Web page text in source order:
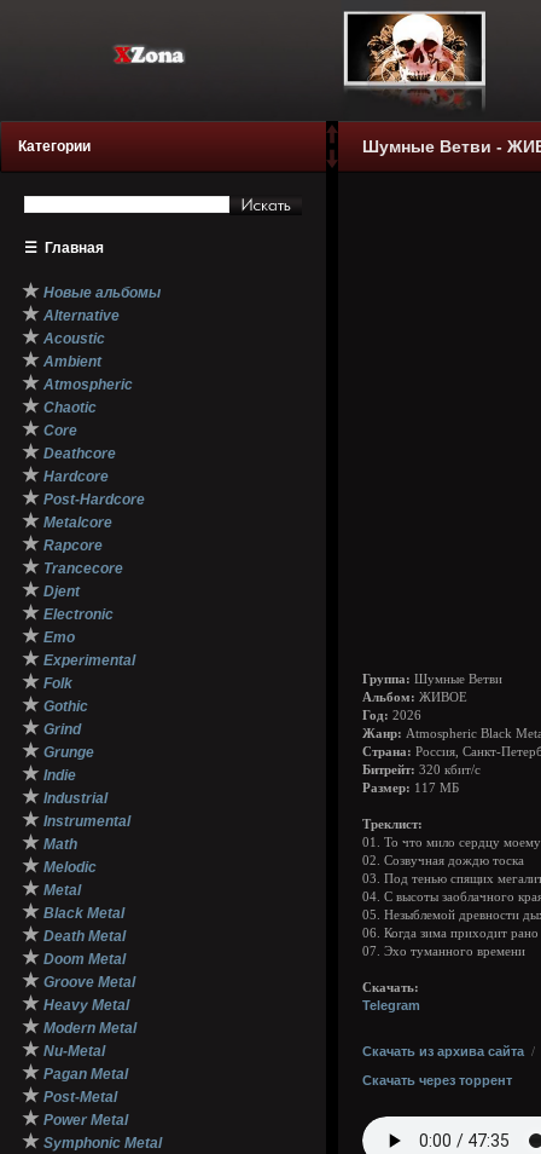
Категории
☰ Главная
★ Новые альбомы
★ Alternative
★ Acoustic
★ Ambient
★ Atmospheric
★ Chaotic
★ Core
★ Deathcore
★ Hardcore
★ Post-Hardcore
★ Metalcore
★ Rapcore
★ Trancecore
★ Djent
★ Electronic
★ Emo
★ Experimental
★ Folk
★ Gothic
★ Grind
★ Grunge
★ Indie
★ Industrial
★ Instrumental
★ Math
★ Melodic
★ Metal
★ Black Metal
★ Death Metal
★ Doom Metal
★ Groove Metal
★ Heavy Metal
★ Modern Metal
★ Nu-Metal
★ Pagan Metal
★ Post-Metal
★ Power Metal
★ Symphonic Metal
Шумные Ветви -
Группа: Шумные Ветви
Альбом: ЖИВОЕ
Год: 2026
Жанр: Atmospheric Black
Страна: Россия, Санкт-
Битрейт: 320 кбит/с
Размер: 117 МБ
Треклист:
01. То что мило сердцу моему
02. Созвучная дождю тоска
03. Под тенью спящих
04. С высоты заоблачного
05. Незыблемой древности
06. Когда зима приходит рано
07. Эхо туманного времени
Скачать:
Telegram
Скачать из архива сайта /
Скачать через торрент